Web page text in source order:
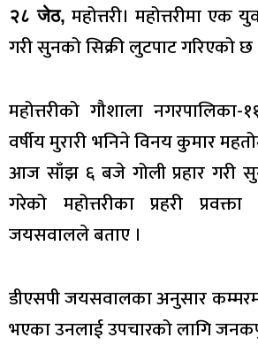
२८ जेठ, महोत्तरी। महोत्तरीमा एक
गरी सुनको सिक्री लुटपाट गरिएको छ
महोत्तरीको गौशाला
वर्षीय मुरारी भनिने विनय कुमार
आज साँझ ६ बजे गोली प्रहार गरी
गरेको महोत्तरीका प्रहरी
जयसवालले बताए ।
डीएसपी जयसवालका अनुसार
भएका उनलाई उपचारको लागि